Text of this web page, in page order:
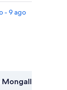
- 9 ago
Mongalli